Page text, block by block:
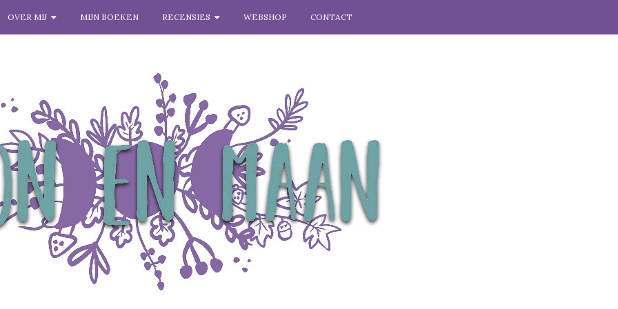
OVER MIJ MIJN BOEKEN RECENSIES WEBSHOP CONTACT